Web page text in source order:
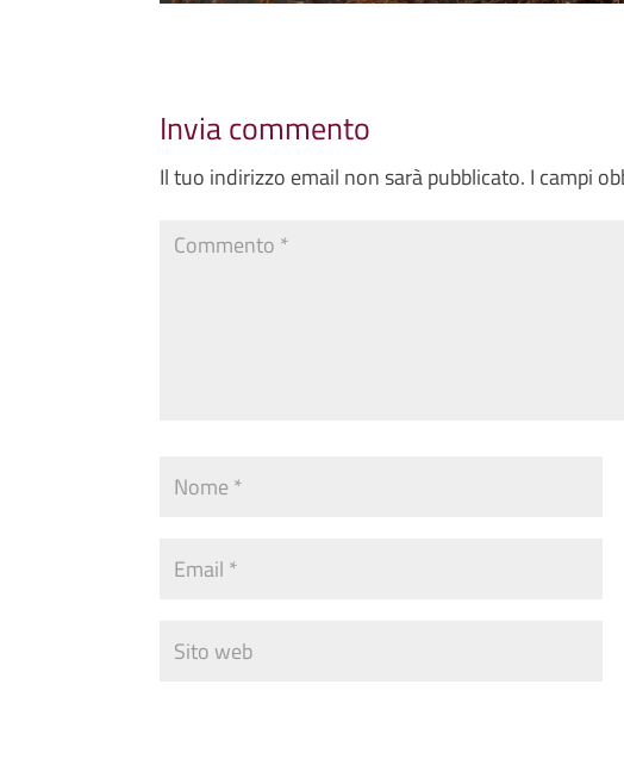
Invia commento
Il tuo indirizzo email non sarà pubblicato. I campi